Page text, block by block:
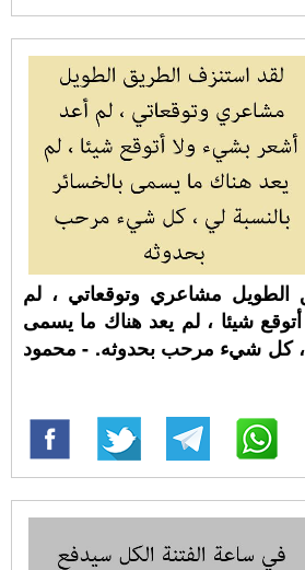
الطويل مشاعري وتوقعاتي ، لم
شيئا ، لم يعد هناك ما يسمى
، كل شيء مرحب بحدوثه. - محمود